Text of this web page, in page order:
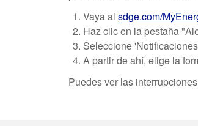
Vaya al sdge.com/
Haz clic en la pestaña
Seleccione
A partir de ahí, elige la
Puedes ver las